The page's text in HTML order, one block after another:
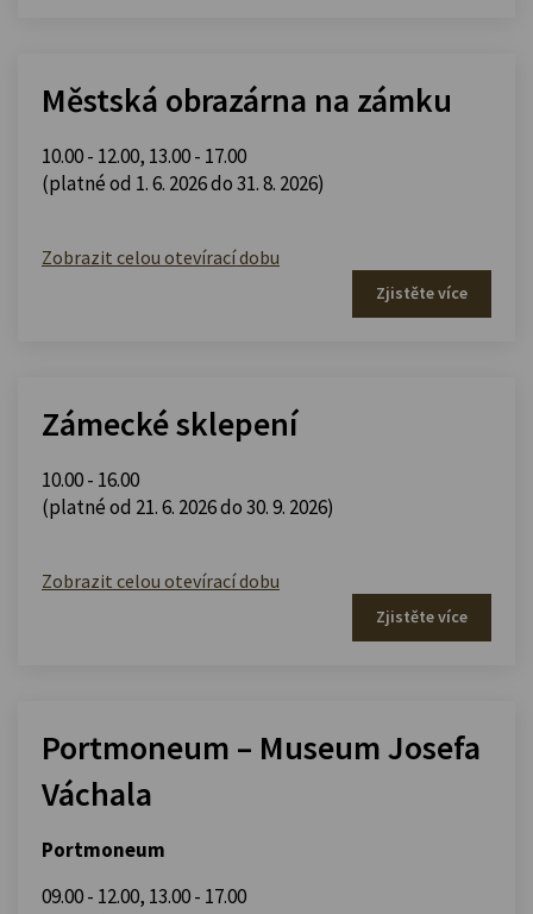
Městská obrazárna na zámku
10.00 - 12.00, 13.00 - 17.00
(platné od 1. 6. 2026 do 31. 8. 2026)
Zobrazit celou otevírací dobu
Zjistěte více
Zámecké sklepení
10.00 - 16.00
(platné od 21. 6. 2026 do 30. 9. 2026)
Zobrazit celou otevírací dobu
Zjistěte více
Portmoneum – Museum Josefa
Váchala
Portmoneum
09.00 - 12.00, 13.00 - 17.00